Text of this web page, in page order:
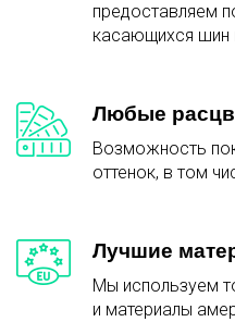
предоставляем
касающихся шин
Любые
Возможность
оттенок, в том
Лучшие
Мы используем
и материалы